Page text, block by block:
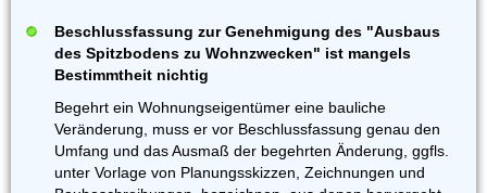
Beschlussfassung zur Genehmigung des "Ausbaus
des Spitzbodens zu Wohnzwecken" ist mangels
Bestimmtheit nichtig
Begehrt ein Wohnungseigentümer eine bauliche
Veränderung, muss er vor Beschlussfassung genau den
Umfang und das Ausmaß der begehrten Änderung, ggfls.
unter Vorlage von Planungsskizzen, Zeichnungen und